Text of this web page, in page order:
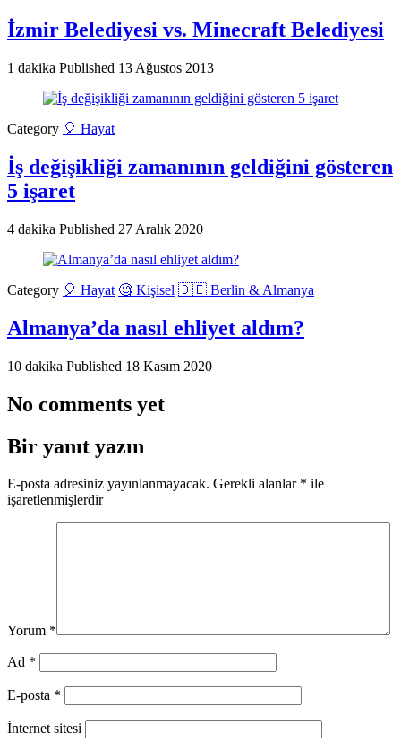
İzmir Belediyesi vs. Minecraft Belediyesi
1 dakika Published 13 Ağustos 2013
Category 🎈 Hayat
İş değişikliği zamanının geldiğini gösteren
5 işaret
4 dakika Published 27 Aralık 2020
Category 🎈 Hayat 🧐 Kişisel 🇩🇪 Berlin & Almanya
Almanya’da nasıl ehliyet aldım?
10 dakika Published 18 Kasım 2020
No comments yet
Bir yanıt yazın
E-posta adresiniz yayınlanmayacak. Gerekli alanlar * ile
işaretlenmişlerdir
Yorum *
Ad *
E-posta *
İnternet sitesi